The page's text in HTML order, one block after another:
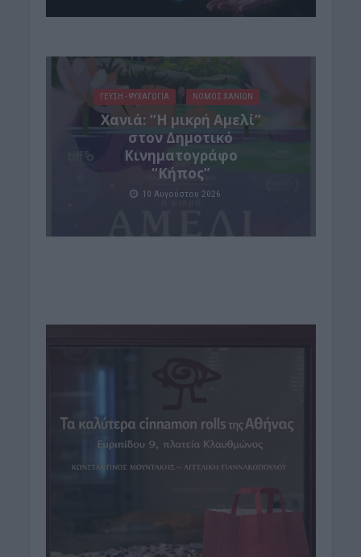
ΓΕΎΣΗ - ΨΥΧΑΓΩΓΊΑ ΝΟΜΌΣ ΧΑΝΊΩΝ
Χανιά: “Η μικρή Αμελί”
στον Δημοτικό
Κινηματογράφο
“Κήπος”
10 Αυγούστου 2026